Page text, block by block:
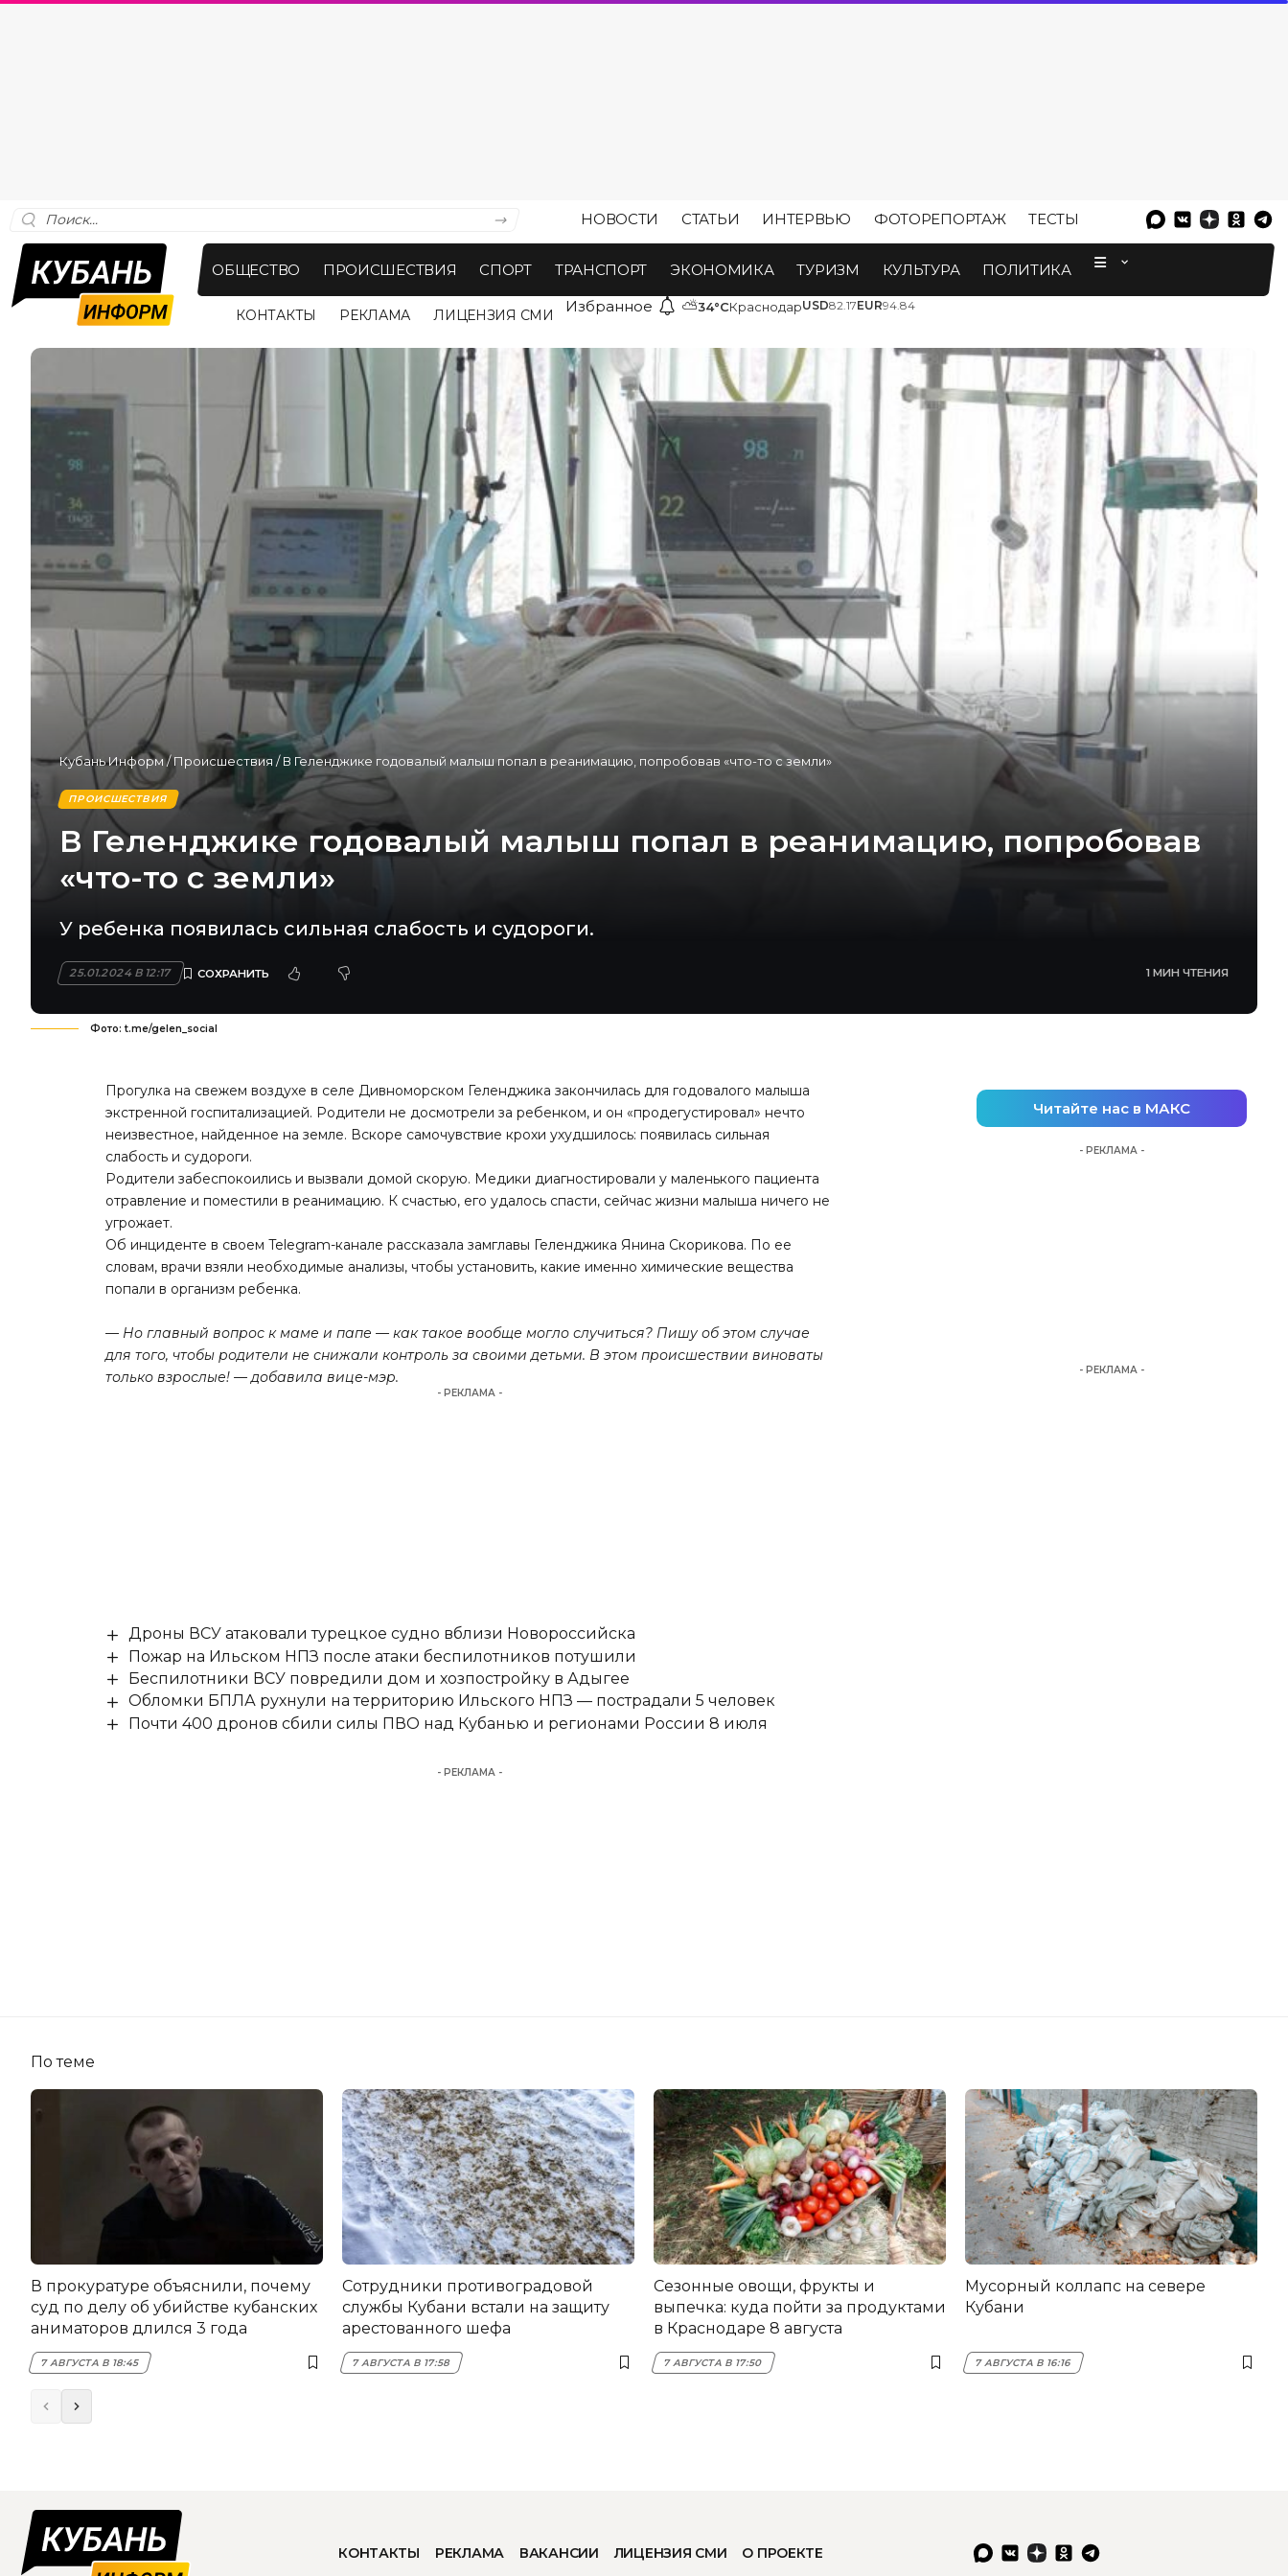
НОВОСТИ СТАТЬИ ИНТЕРВЬЮ ФОТОРЕПОРТАЖ ТЕСТЫ
ОБЩЕСТВО ПРОИСШЕСТВИЯ СПОРТ ТРАНСПОРТ ЭКОНОМИКА ТУРИЗМ КУЛЬТУРА ПОЛИТИКА
КОНТАКТЫ РЕКЛАМА ЛИЦЕНЗИЯ СМИ Избранное ⛅34°CКраснодарUSD82.17EUR94.84
Кубань Информ/Происшествия /В Геленджике годовалый малыш попал в реанимацию, попробовав «что-то с земли»
ПРОИСШЕСТВИЯ
В Геленджике годовалый малыш попал в реанимацию, попробовав
«что-то с земли»
У ребенка появилась сильная слабость и судороги.
25.01.2024 В 12:17 1 МИН ЧТЕНИЯ
Фото: t.me/gelen_social
Прогулка на свежем воздухе в селе Дивноморском Геленджика закончилась для годовалого малыша
экстренной госпитализацией. Родители не досмотрели за ребенком, и он «продегустировал» нечто
неизвестное, найденное на земле. Вскоре самочувствие крохи ухудшилось: появилась сильная
слабость и судороги.
Родители забеспокоились и вызвали домой скорую. Медики диагностировали у маленького пациента
отравление и поместили в реанимацию. К счастью, его удалось спасти, сейчас жизни малыша ничего не
угрожает.
Об инциденте в своем Telegram-канале рассказала замглавы Геленджика Янина Скорикова. По ее
словам, врачи взяли необходимые анализы, чтобы установить, какие именно химические вещества
попали в организм ребенка.
— Но главный вопрос к маме и папе — как такое вообще могло случиться? Пишу об этом случае
для того, чтобы родители не снижали контроль за своими детьми. В этом происшествии виноваты
только взрослые! — добавила вице-мэр.
- РЕКЛАМА -
Дроны ВСУ атаковали турецкое судно вблизи Новороссийска
Пожар на Ильском НПЗ после атаки беспилотников потушили
Беспилотники ВСУ повредили дом и хозпостройку в Адыгее
Обломки БПЛА рухнули на территорию Ильского НПЗ — пострадали 5 человек
Почти 400 дронов сбили силы ПВО над Кубанью и регионами России 8 июля
- РЕКЛАМА -
Читайте нас в МАКС
- РЕКЛАМА -
- РЕКЛАМА -
По теме
В прокуратуре объяснили, почему
суд по делу об убийстве кубанских
аниматоров длился 3 года
7 АВГУСТА В 18:45
Сотрудники противоградовой
службы Кубани встали на защиту
арестованного шефа
7 АВГУСТА В 17:58
Сезонные овощи, фрукты и
выпечка: куда пойти за продуктами
в Краснодаре 8 августа
7 АВГУСТА В 17:50
Мусорный коллапс на севере
Кубани
7 АВГУСТА В 16:16
КОНТАКТЫ РЕКЛАМА ВАКАНСИИ ЛИЦЕНЗИЯ СМИ О ПРОЕКТЕ